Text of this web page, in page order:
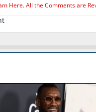
Here. All the Comments are